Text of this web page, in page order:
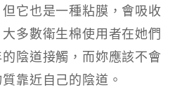
它也是一種粘膜，會吸收
多數衛生棉使用者在她們
陰道接觸，而妳應該不會
靠近自己的陰道。​